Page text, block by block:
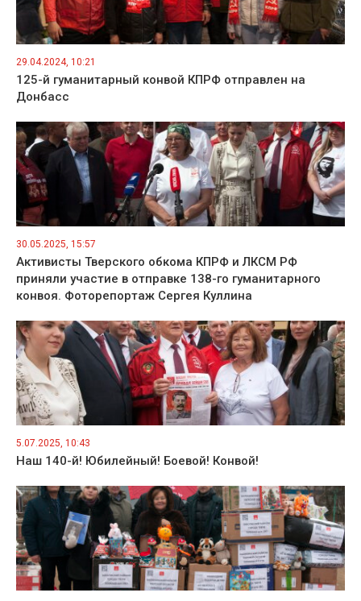
29.04.2024, 10:21
125-й гуманитарный конвой КПРФ отправлен на
Донбасс
30.05.2025, 15:57
Активисты Тверского обкома КПРФ и ЛКСМ РФ
приняли участие в отправке 138-го гуманитарного
конвоя. Фоторепортаж Сергея Куллина
5.07.2025, 10:43
Наш 140-й! Юбилейный! Боевой! Конвой!